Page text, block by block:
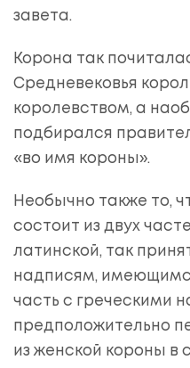
завета.
Корона так
Средневековья
королевством, а
подбирался
«во имя короны».
Необычно также то,
состоит из двух
латинской, так
надписям,
часть с греческими
предположительно
из женской короны в